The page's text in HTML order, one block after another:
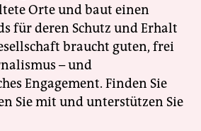
Orte und baut einen
für deren Schutz und Erhalt
braucht guten, frei
– und
Engagement. Finden Sie
Sie mit und unterstützen Sie